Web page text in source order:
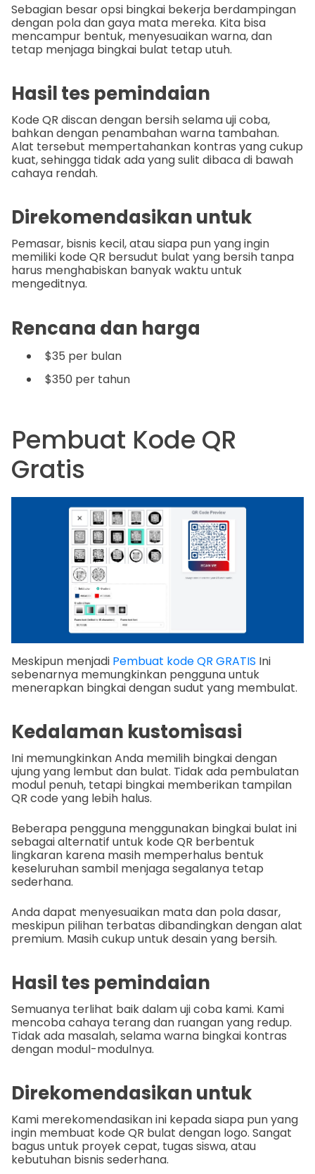
Sebagian besar opsi bingkai bekerja berdampingan
dengan pola dan gaya mata mereka. Kita bisa
mencampur bentuk, menyesuaikan warna, dan
tetap menjaga bingkai bulat tetap utuh.
Hasil tes pemindaian
Kode QR discan dengan bersih selama uji coba,
bahkan dengan penambahan warna tambahan.
Alat tersebut mempertahankan kontras yang cukup
kuat, sehingga tidak ada yang sulit dibaca di bawah
cahaya rendah.
Direkomendasikan untuk
Pemasar, bisnis kecil, atau siapa pun yang ingin
memiliki kode QR bersudut bulat yang bersih tanpa
harus menghabiskan banyak waktu untuk
mengeditnya.
Rencana dan harga
$35 per bulan
$350 per tahun
Pembuat Kode QR
Gratis
Meskipun menjadi Pembuat kode QR GRATIS Ini
sebenarnya memungkinkan pengguna untuk
menerapkan bingkai dengan sudut yang membulat.
Kedalaman kustomisasi
Ini memungkinkan Anda memilih bingkai dengan
ujung yang lembut dan bulat. Tidak ada pembulatan
modul penuh, tetapi bingkai memberikan tampilan
QR code yang lebih halus.
Beberapa pengguna menggunakan bingkai bulat ini
sebagai alternatif untuk kode QR berbentuk
lingkaran karena masih memperhalus bentuk
keseluruhan sambil menjaga segalanya tetap
sederhana.
Anda dapat menyesuaikan mata dan pola dasar,
meskipun pilihan terbatas dibandingkan dengan alat
premium. Masih cukup untuk desain yang bersih.
Hasil tes pemindaian
Semuanya terlihat baik dalam uji coba kami. Kami
mencoba cahaya terang dan ruangan yang redup.
Tidak ada masalah, selama warna bingkai kontras
dengan modul-modulnya.
Direkomendasikan untuk
Kami merekomendasikan ini kepada siapa pun yang
ingin membuat kode QR bulat dengan logo. Sangat
bagus untuk proyek cepat, tugas siswa, atau
kebutuhan bisnis sederhana.